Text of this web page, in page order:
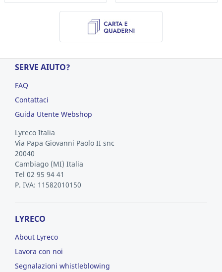
SERVE AIUTO?
FAQ
Contattaci
Guida Utente Webshop
Lyreco Italia
Via Papa Giovanni Paolo II snc
20040
Cambiago (MI) Italia
Tel 02 95 94 41
P. IVA: 11582010150
LYRECO
About Lyreco
Lavora con noi
Segnalazioni whistleblowing